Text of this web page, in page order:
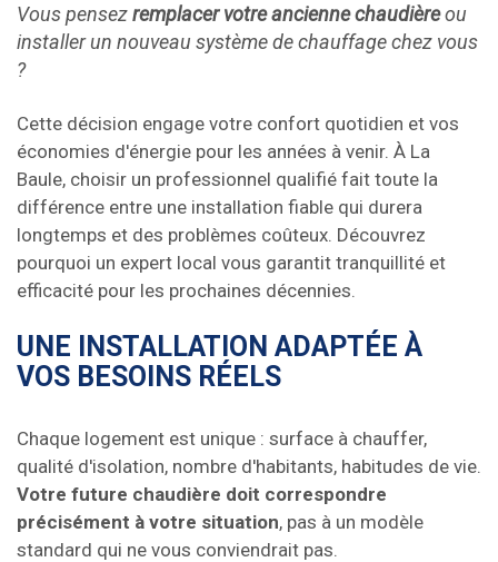
Vous pensezremplacer votre ancienne chaudièreou
installer un nouveau système de chauffage chez vous
?
Cette décision engage votre confort quotidien et vos
économies d'énergie pour les années à venir. À La
Baule, choisir un professionnel qualifié fait toute la
différence entre une installation fiable qui durera
longtemps et des problèmes coûteux. Découvrez
pourquoi un expert local vous garantit tranquillité et
efficacité pour les prochaines décennies.
UNE INSTALLATION ADAPTÉE À
VOS BESOINS RÉELS
Chaque logement est unique : surface à chauffer,
qualité d'isolation, nombre d'habitants, habitudes de vie.
Votre future chaudière doit correspondre
précisément à votre situation, pas à un modèle
standard qui ne vous conviendrait pas.